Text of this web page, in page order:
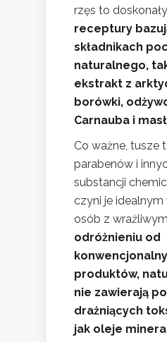
rzęs to
receptury
składnikach
naturalnego,
ekstrakt z
borówki,
Carnauba i
Co ważne, tusze
parabenów i
substancji
czyni je
osób z
odróżnieniu od
produktów,
nie zawierają
drażniących
jak oleje